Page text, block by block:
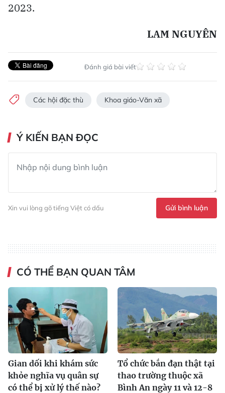
2023.
LAM NGUYÊN
Đánh giá bài viết
Các hội đặc thù Khoa giáo-Văn xã
Ý KIẾN BẠN ĐỌC
Xin vui lòng gõ tiếng Việt có dấu Gửi bình luận
CÓ THỂ BẠN QUAN TÂM
Gian dối khi khám sức
khỏe nghĩa vụ quân sự
có thể bị xử lý thế nào?
Tổ chức bắn đạn thật tại
thao trường thuộc xã
Bình An ngày 11 và 12-8